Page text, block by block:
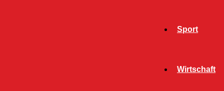
Sport
Wirtschaft